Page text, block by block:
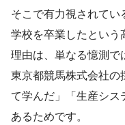
そこで有力視されてい
学校を卒業したという
理由は、単なる憶測で
東京都競馬株式会社の
て学んだ」「生産シ
あるためです。